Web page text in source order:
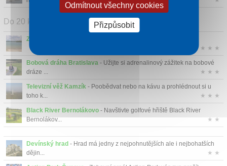
Do 20 km
Zlaté piesky
★ ★ ★
Bobová dráha Bratislava - Užijte si adrenalinový zážitek na bobové
dráze ...
★ ★ ★
Televizní věž Kamzík - Poobědvat nebo na kávu a prohlédnout si u
toho k...
★ ★ ★
Black River Bernolákovo - Navštivte golfové hřiště Black River
Bernolákov...
★ ★
Devínský hrad - Hrad má jedny z nejpohnutějších ale i nejbohatších
dějin...
★ ★
Odmítnout všechny cookies
Přizpůsobit